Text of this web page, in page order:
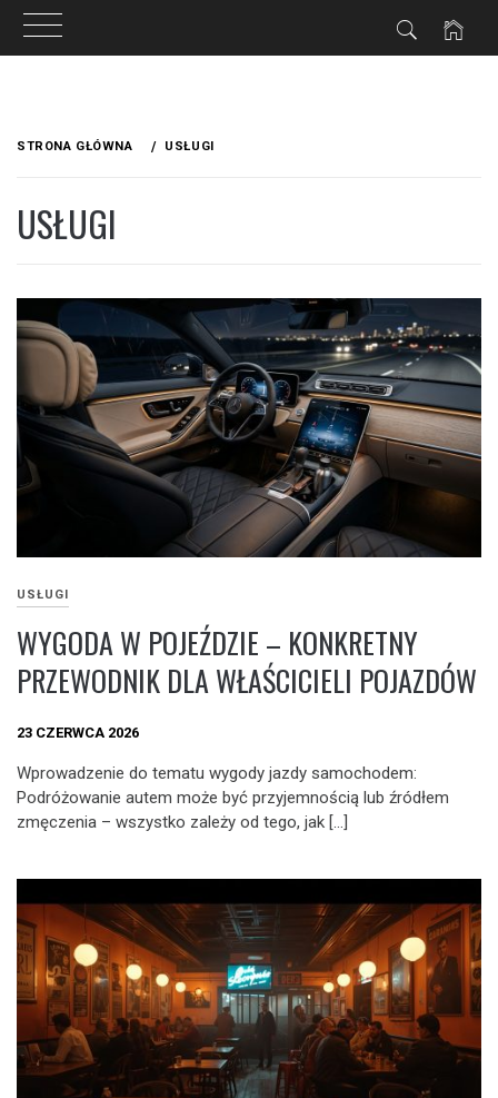
STRONA GŁÓWNA USŁUGI
USŁUGI
USŁUGI
WYGODA W POJEŹDZIE – KONKRETNY
PRZEWODNIK DLA WŁAŚCICIELI POJAZDÓW
23 CZERWCA 2026
Wprowadzenie do tematu wygody jazdy samochodem:
Podróżowanie autem może być przyjemnością lub źródłem
zmęczenia – wszystko zależy od tego, jak […]